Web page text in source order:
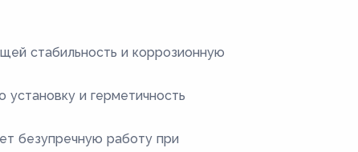
стабильность и коррозионную
и герметичность
безупречную работу при